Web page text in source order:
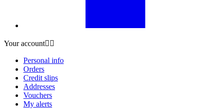
Your account 
Personal info
Orders
Credit slips
Addresses
Vouchers
My alerts